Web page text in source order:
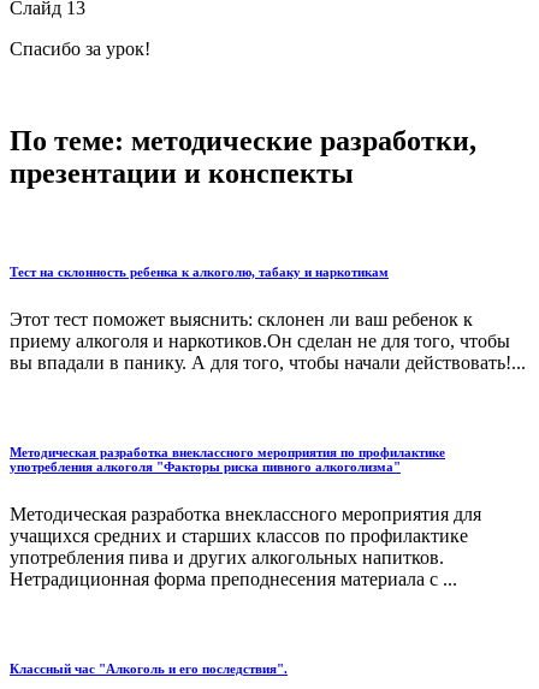
Слайд 13
Спасибо за урок!
По теме: методические разработки,
презентации и конспекты
Тест на склонность ребенка к алкоголю, табаку и наркотикам
Этот тест поможет выяснить: склонен ли ваш ребенок к
приему алкоголя и наркотиков.Он сделан не для того, чтобы
вы впадали в панику. А для того, чтобы начали действовать!...
Методическая разработка внеклассного мероприятия по профилактике
употребления алкоголя "Факторы риска пивного алкоголизма"
Методическая разработка внеклассного мероприятия для
учащихся средних и старших классов по профилактике
употребления пива и других алкогольных напитков.
Нетрадиционная форма преподнесения материала с ...
Классный час "Алкоголь и его последствия".